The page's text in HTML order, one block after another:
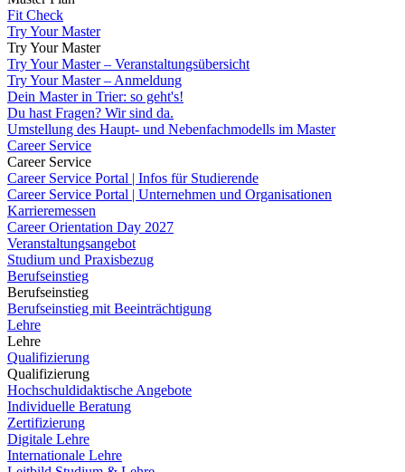
Fit Check
Try Your Master
Try Your Master
Try Your Master – Veranstaltungsübersicht
Try Your Master – Anmeldung
Dein Master in Trier: so geht's!
Du hast Fragen? Wir sind da.
Umstellung des Haupt- und Nebenfachmodells im Master
Career Service
Career Service
Career Service Portal | Infos für Studierende
Career Service Portal | Unternehmen und Organisationen
Karrieremessen
Career Orientation Day 2027
Veranstaltungsangebot
Studium und Praxisbezug
Berufseinstieg
Berufseinstieg
Berufseinstieg mit Beeinträchtigung
Lehre
Lehre
Qualifizierung
Qualifizierung
Hochschuldidaktische Angebote
Individuelle Beratung
Zertifizierung
Digitale Lehre
Internationale Lehre